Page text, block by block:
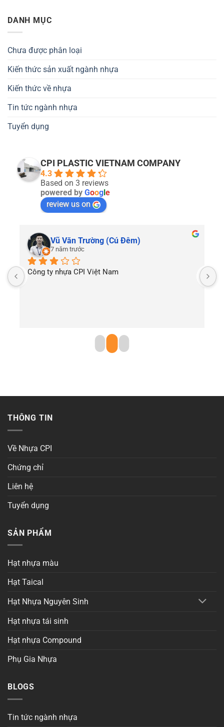
DANH MỤC
Chưa được phân loại
Kiến thức sản xuất ngành nhựa
Kiến thức về nhựa
Tin tức ngành nhựa
Tuyển dụng
CPI PLASTIC VIETNAM COMPANY
4.3
Based on 3 reviews
powered by Goog e
review us on
Vũ Văn Trường (Cú Đêm)
7 năm trước
Công ty nhựa CPI Việt Nam
THÔNG TIN
Về Nhựa CPI
Chứng chỉ
Liên hệ
Tuyển dụng
SẢN PHẨM
Hạt nhựa màu
Hạt Taical
Hạt Nhựa Nguyên Sinh
Hạt nhựa tái sinh
Hạt nhựa Compound
Phụ Gia Nhựa
BLOGS
Tin tức ngành nhựa